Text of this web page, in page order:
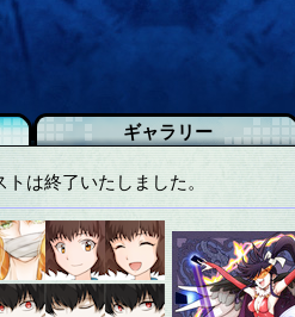
ギャラリー
は終了いたしました。